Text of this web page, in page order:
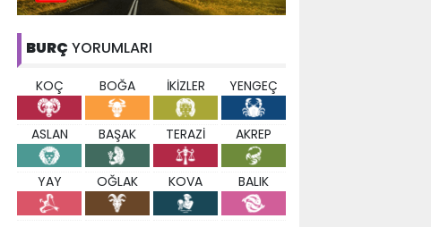
BURÇ YORUMLARI
KOÇ BOĞA İKİZLER YENGEÇ
ASLAN BAŞAK TERAZİ AKREP
YAY OĞLAK KOVA BALIK